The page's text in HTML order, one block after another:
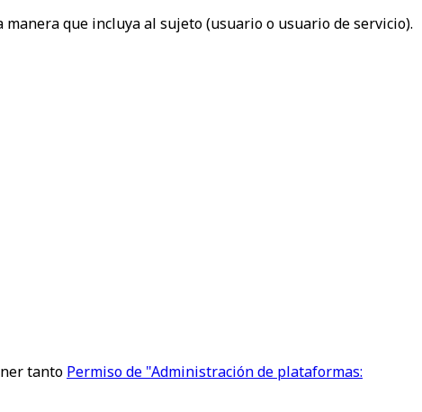
que incluya al sujeto (usuario o usuario de servicio).
tanto Permiso de "Administración de plataformas: